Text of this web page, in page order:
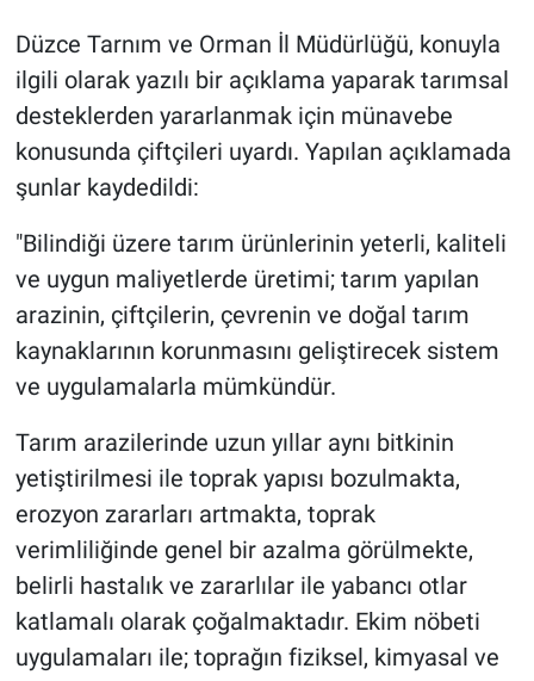
Düzce Tarnım ve Orman İl Müdürlüğü, konuyla
ilgili olarak yazılı bir açıklama yaparak tarımsal
desteklerden yararlanmak için münavebe
konusunda çiftçileri uyardı. Yapılan açıklamada
şunlar kaydedildi:
"Bilindiği üzere tarım ürünlerinin yeterli, kaliteli
ve uygun maliyetlerde üretimi; tarım yapılan
arazinin, çiftçilerin, çevrenin ve doğal tarım
kaynaklarının korunmasını geliştirecek sistem
ve uygulamalarla mümkündür.
Tarım arazilerinde uzun yıllar aynı bitkinin
yetiştirilmesi ile toprak yapısı bozulmakta,
erozyon zararları artmakta, toprak
verimliliğinde genel bir azalma görülmekte,
belirli hastalık ve zararlılar ile yabancı otlar
katlamalı olarak çoğalmaktadır. Ekim nöbeti
uygulamaları ile; toprağın fiziksel, kimyasal ve